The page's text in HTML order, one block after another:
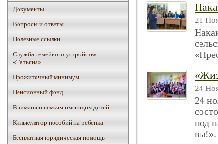
Документы
Вопросы и ответы
Полезные ссылки
Служба семейного устройства
«Татьяна»
Прожиточный минимум
Пенсионный фонд
Вниманию семьям имеющим детей
Калькулятор пособий на ребенка
Бесплатная юридическая помощь
21
24
24
под
вы!».